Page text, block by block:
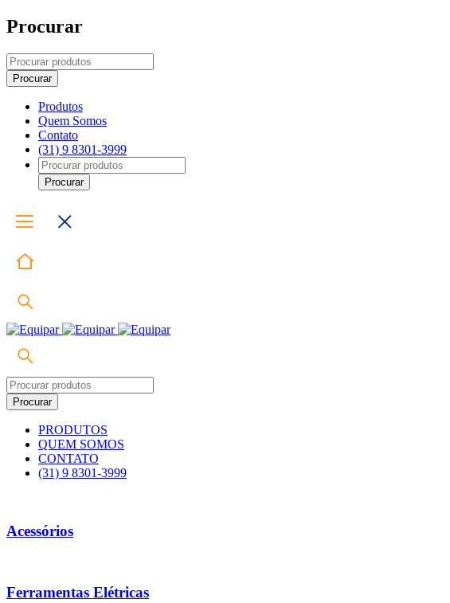
Procurar
Produtos
Quem Somos
Contato
(31) 9 8301-3999
PRODUTOS
QUEM SOMOS
CONTATO
(31) 9 8301-3999
Acessórios
Ferramentas Elétricas